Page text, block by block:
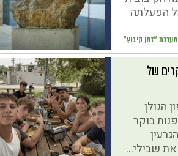
מערכת "זמן קיבוץ"
הפעלתה
של
הגולן
בוקר
שבילי...